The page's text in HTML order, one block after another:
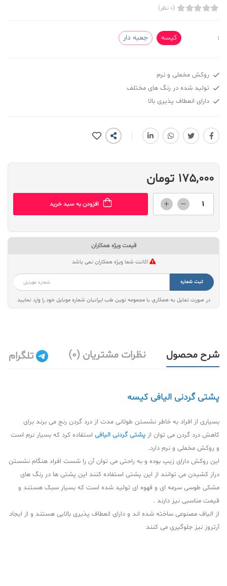
(0 نظر)
: کیسه جعبه دار
روکش مخملی و نرم
تولید شده در رنگ های مختلف
دارای انعطاف پذیری بالا
175,000 تومان
افزودن به سبد خرید
قیمت ویژه همکاران
اکانت شما ویژه همکاران نمی باشد
ثبت شماره
در صورت تمایل به همکاری با مجموعه نوین طب ایرانیان شماره موبایل خود را وارد نمایید
شرح محصول نظرات مشتریان (0) تلگرام
پشتی گردنی الیافی کیسه
بسیاری از افراد به خاطر نشستن طولانی مدت از درد گردن رنج می برند برای
کاهش درد گردن می توان از پشتی گردنی الیافی استفاده کرد که بسیار نرم است
و روکش مخملی و نرم دارد.
این روکش دارای زیپ بوده و به راحتی می توان آن را شست افراد هنگام نشستن
دراز کشیدن می توانند از این پشتی استفاده کنند این پشتی ها در رنگ های
مشکی طوسی سرمه ای و قهوه ای تولید شده است که بسیار سبک هستند و
قیمت مناسبی نیز دارند .
از الیاف مصنوعی ساخته شده اند‌ و دارای انعطاف پذیری بالایی هستند و از ایجاد
آرتروز نیز جلوگیری می کنند